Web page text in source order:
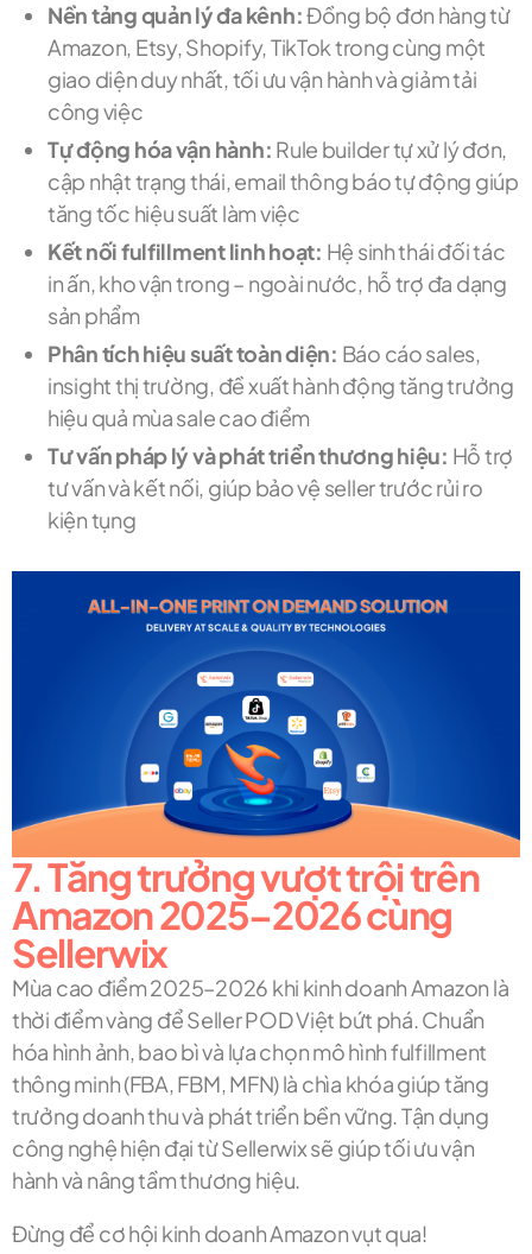
Nền tảng quản lý đa kênh:Đồng bộ đơn hàng từ
Amazon, Etsy, Shopify, TikTok trong cùng một
giao diện duy nhất, tối ưu vận hành và giảm tải
công việc
Tự động hóa vận hành: Rule builder tự xử lý đơn,
cập nhật trạng thái, email thông báo tự động giúp
tăng tốc hiệu suất làm việc
Kết nối fulfillment linh hoạt: Hệ sinh thái đối tác
in ấn, kho vận trong – ngoài nước, hỗ trợ đa dạng
sản phẩm
Phân tích hiệu suất toàn diện: Báo cáo sales,
insight thị trường, đề xuất hành động tăng trưởng
hiệu quả mùa sale cao điểm
Tư vấn pháp lý và phát triển thương hiệu: Hỗ trợ
tư vấn và kết nối, giúp bảo vệ seller trước rủi ro
kiện tụng
7. Tăng trưởng vượt trội trên
Amazon 2025–2026 cùng
Sellerwix
Mùa cao điểm 2025–2026 khi kinh doanh Amazon là
thời điểm vàng để Seller POD Việt bứt phá. Chuẩn
hóa hình ảnh, bao bì và lựa chọn mô hình fulfillment
thông minh (FBA, FBM, MFN) là chìa khóa giúp tăng
trưởng doanh thu và phát triển bền vững. Tận dụng
công nghệ hiện đại từ Sellerwix sẽ giúp tối ưu vận
hành và nâng tầm thương hiệu.
Đừng để cơ hội kinh doanh Amazon vụt qua!